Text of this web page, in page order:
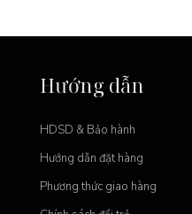
Hướng dẫn
HDSD & Bảo hành
Hướng dẫn đặt hàng
Phương thức giao hàng